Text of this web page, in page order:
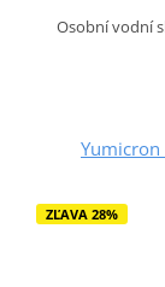
Osobní vodní
Yumicron
ZĽAVA 28%